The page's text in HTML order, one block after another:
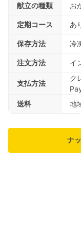
献立の種類 お
定期コース あ
保存方法 冷
注文方法 イ
支払方法
ク
送料
地
ナ